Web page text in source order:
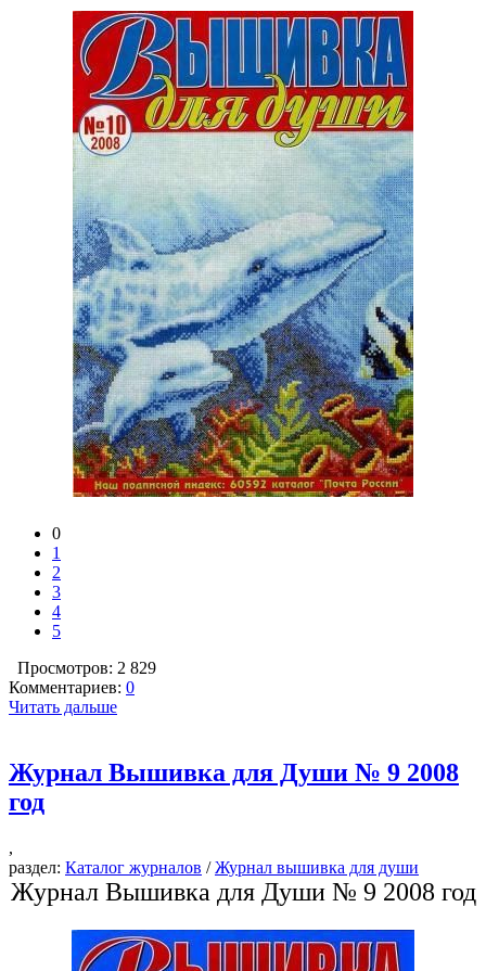
0
1
2
3
4
5
Просмотров: 2 829
Комментариев: 0
Читать дальше
Журнал Вышивка для Души № 9 2008
год
,
раздел: Каталог журналов /Журнал вышивка для души
Журнал Вышивка для Души № 9 2008 год